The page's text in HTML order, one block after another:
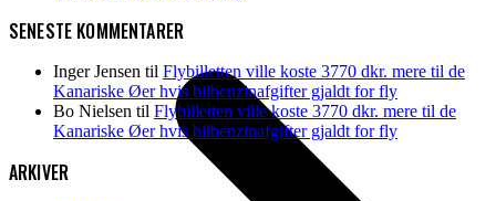
SENESTE KOMMENTARER
Inger Jensen til Flybilletten ville koste 3770 dkr. mere til de
Kanariske Øer hvis bilbenzinafgifter gjaldt for fly
Bo Nielsen til Flybilletten ville koste 3770 dkr. mere til de
Kanariske Øer hvis bilbenzinafgifter gjaldt for fly
ARKIVER